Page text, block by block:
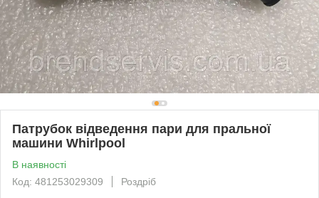
Патрубок відведення пари для пральної
машини Whirlpool
В наявності
Код: 481253029309
Роздріб